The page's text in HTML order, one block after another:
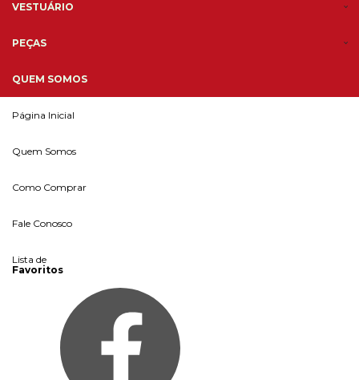
VESTUÁRIO
PEÇAS
QUEM SOMOS
Página Inicial
Quem Somos
Como Comprar
Fale Conosco
Lista de
Favoritos